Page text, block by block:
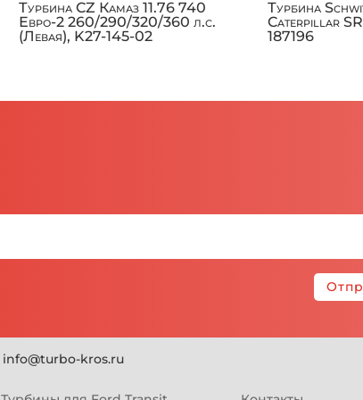
Турбина CZ Камаз 11.76 740
Евро-2 260/290/320/360 л.с.
(Левая), K27-145-02
Турбина
Caterpillar
187196
info@turbo-kros.ru